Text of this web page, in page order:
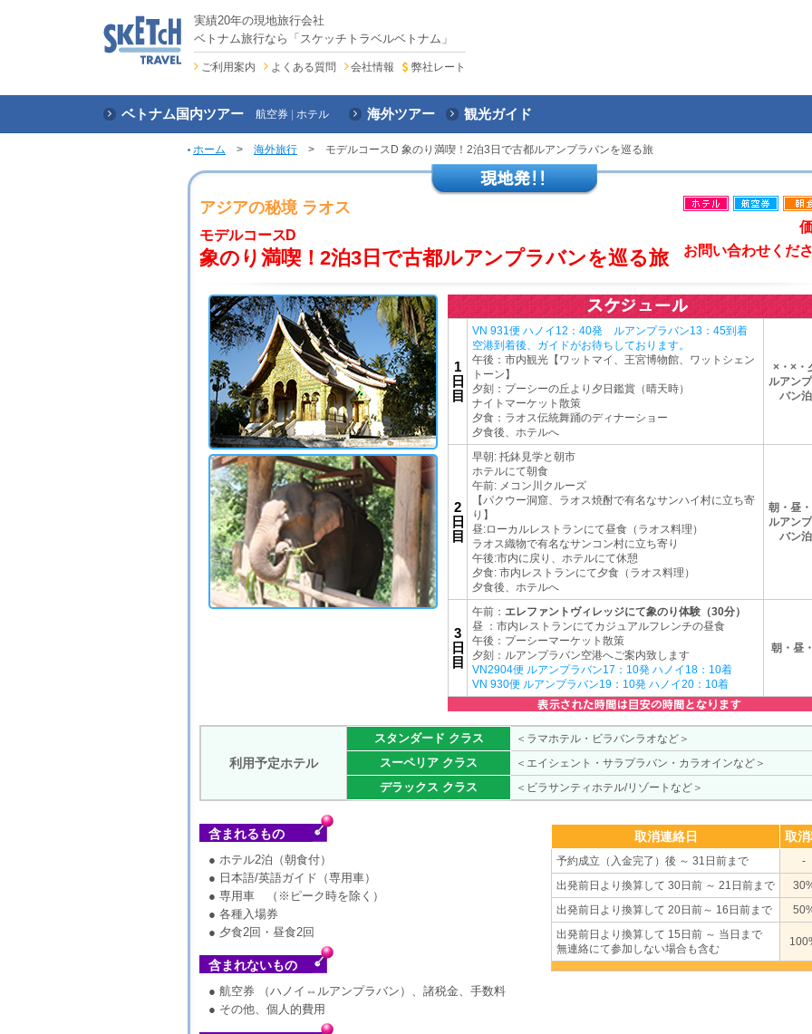
実績20年の現地旅行会社
ベトナム旅行なら「スケッチトラベルベトナム」
ご利用案内 よくある質問 会社情報 弊社レート
ベトナム国内ツアー 航空券 ホテル 海外ツアー 観光ガイド
ホーム > 海外旅行 > モデルコースD 象のり満喫！2泊3日で古都ルアンプラバンを巡る旅
アジアの秘境 ラオス
モデルコースD
象のり満喫！2泊3日で古都ルアンプラバンを巡る旅
お問い合わせくだ
1
日
目
VN 931便 ハノイ12：40発 ルアンプラバン13：45到着
空港到着後、ガイドがお待ちしております。
午後：市内観光【ワットマイ、王宮博物館、ワットシェン
トーン】
夕刻：プーシーの丘より夕日鑑賞（晴天時）
ナイトマーケット散策
夕食：ラオス伝統舞踊のディナーショー
夕食後、ホテルへ
×・×・
ルアン
バン泊
2
日
目
早朝: 托鉢見学と朝市
ホテルにて朝食
午前: メコン川クルーズ
【パクウー洞窟、ラオス焼酎で有名なサンハイ村に立ち寄
り】
昼:ローカルレストランにて昼食（ラオス料理）
ラオス織物で有名なサンコン村に立ち寄り
午後:市内に戻り、ホテルにて休憩
夕食: 市内レストランにて夕食（ラオス料理）
夕食後、ホテルへ
朝・昼
ルアン
バン泊
3
日
目
午前： エレファントヴィレッジにて象のり体験（30分）
昼 ：市内レストランにてカジュアルフレンチの昼食
午後：プーシーマーケット散策
夕刻：ルアンプラバン空港へご案内致します
VN2904便 ルアンプラバン17：10発 ハノイ18：10着
VN 930便 ルアンプラバン19：10発 ハノイ20：10着
朝・昼
利用予定ホテル
スタンダード クラス ＜ラマホテル・ビラバンラオなど＞
スーペリア クラス ＜エイシェント・サラプラバン・カラオインなど＞
デラックス クラス ＜ビラサンティホテル/リゾートなど＞
含まれるもの
● ホテル2泊（朝食付）
● 日本語/英語ガイド（専用車）
● 専用車 （※ピーク時を除く）
● 各種入場券
● 夕食2回・昼食2回
含まれないもの
● 航空券 （ハノイ⇔ルアンプラバン）、諸税金、手数料
● その他、個人的費用
取消連絡日 取
予約成立（入金完了）後 ～ 31日前まで
-
出発前日より換算して 30日前 ～ 21日前まで
出発前日より換算して 20日前～ 16日前まで
出発前日より換算して 15日前 ～ 当日まで
無連絡にて参加しない場合も含む